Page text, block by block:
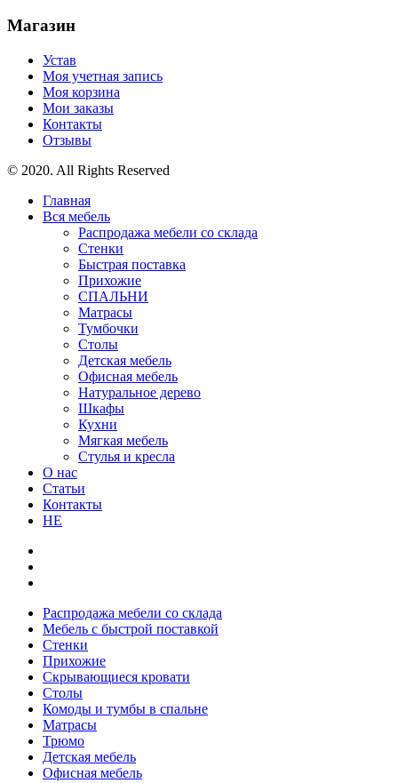
Магазин
Устав
Моя учетная запись
Моя корзина
Мои заказы
Контакты
Отзывы
© 2020. All Rights Reserved
Главная
Вся мебель
Распродажа мебели со склада
Стенки
Быстрая поставка
Прихожие
СПАЛЬНИ
Матрасы
Тумбочки
Столы
Детская мебель
Офисная мебель
Натуральное дерево
Шкафы
Кухни
Мягкая мебель
Стулья и кресла
О нас
Статьи
Контакты
HE
Распродажа мебели со склада
Мебель с быстрой поставкой
Стенки
Прихожие
Скрывающиеся кровати
Столы
Комоды и тумбы в спальне
Матрасы
Трюмо
Детская мебель
Офисная мебель